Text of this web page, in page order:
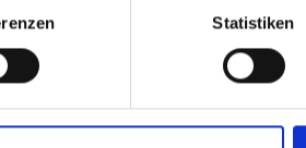
Statistiken